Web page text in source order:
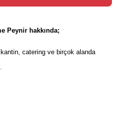
Peynir hakkında;
catering ve birçok alanda